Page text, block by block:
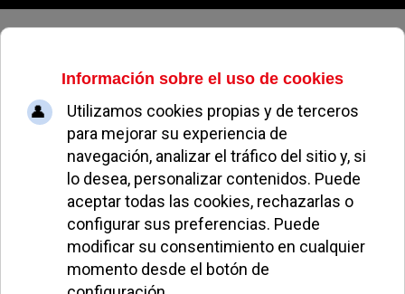
Domingo, 09 de agosto de 2026
Riesgo de incendio
EL AVISPA EL AVISPERO DE POZUELO 22 AGOSTO 2013